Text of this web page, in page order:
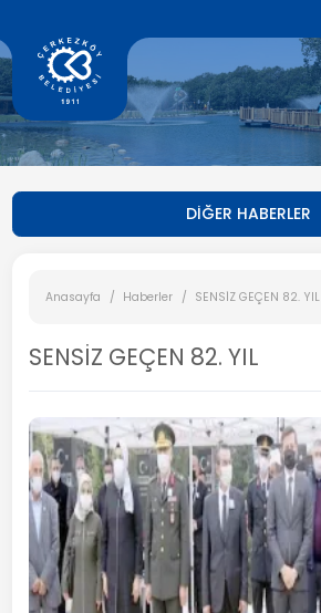
DİĞER HABERLER
Anasayfa Haberler SENSİZ GEÇEN 82. YIL
SENSİZ GEÇEN 82. YIL